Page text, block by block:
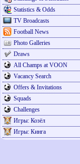
Statistics & Odds
TV Broadcasts
Football News
Photo Galleries
Draws
All Champs at VOON
Vacancy Search
Offers & Invitations
Squads
Challenges
Игры: Козёл
Игры: Кинга